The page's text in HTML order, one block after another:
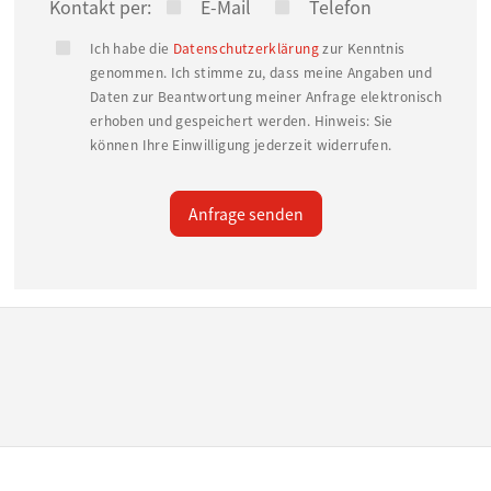
und stabiler Ankermieter. Das Mietverhältnis ist
fest vereinbart bis 30.06.2036 zzgl.
Verlängerungsoptionen.
ergänzenden Gewerbeflächen sorgt für eine
Kontakt per: E-Mail Telefon
Ich habe die Datenschutzerklärungzur Kenntnis
genommen. Ich stimme zu, dass meine Angaben und
Daten zur Beantwortung meiner Anfrage elektronisch
erhoben und gespeichert werden. Hinweis: Sie
können Ihre Einwilligung jederzeit widerrufen.
Anfrage senden